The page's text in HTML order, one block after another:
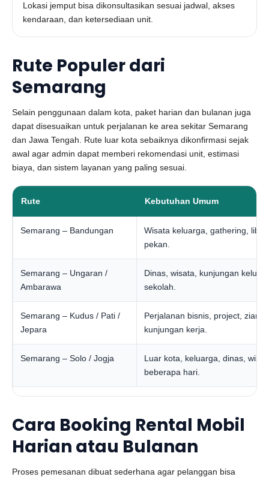
Lokasi jemput bisa dikonsultasikan sesuai jadwal, akses
kendaraan, dan ketersediaan unit.
Rute Populer dari
Semarang
Selain penggunaan dalam kota, paket harian dan bulanan juga
dapat disesuaikan untuk perjalanan ke area sekitar Semarang
dan Jawa Tengah. Rute luar kota sebaiknya dikonfirmasi sejak
awal agar admin dapat memberi rekomendasi unit, estimasi
biaya, dan sistem layanan yang paling sesuai.
Rute Kebutuhan Umum
Semarang – Bandungan
Wisata keluarga, gathering,
pekan.
Semarang – Ungaran /
Ambarawa
Dinas, wisata, kunjungan
sekolah.
Semarang – Kudus / Pati /
Jepara
Perjalanan bisnis, project,
kunjungan kerja.
Semarang – Solo / Jogja
Luar kota, keluarga, dinas,
beberapa hari.
Cara Booking Rental Mobil
Harian atau Bulanan
Proses pemesanan dibuat sederhana agar pelanggan bisa